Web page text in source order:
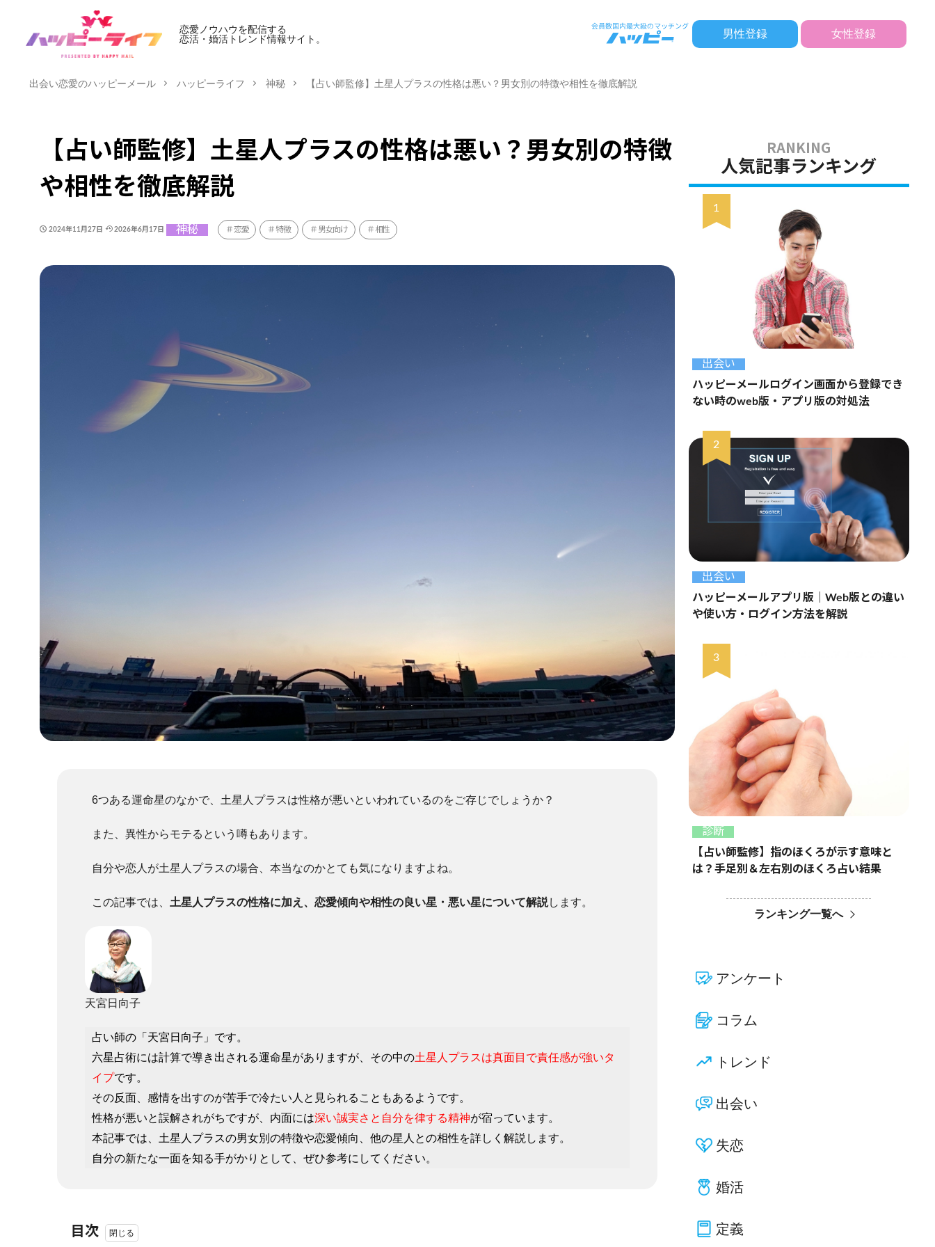
恋愛ノウハウを配信する
恋活・婚活トレンド情報サイト。
男性登録 女性登録
出会い恋愛のハッピーメール ハッピーライフ 神秘 【占い師監修】土星人プラスの性格は悪い？男女別の特徴や相性を徹底解説
【占い師監修】土星人プラスの性格は悪い？男女別の特徴
や相性を徹底解説
2024年11月27日 2026年6月17日 神秘 恋愛 特徴 男女向け 相性
6つある運命星のなかで、土星人プラスは性格が悪いといわれているのをご存じでしょうか？
また、異性からモテるという噂もあります。
自分や恋人が土星人プラスの場合、本当なのかとても気になりますよね。
この記事では、 土星人プラスの性格に加え、恋愛傾向や相性の良い星・悪い星について解説します。
天宮日向子
占い師の「天宮日向子」です。
六星占術には計算で導き出される運命星がありますが、その中の土星人プラスは真面目で責任感が強いタ
イプです。
その反面、感情を出すのが苦手で冷たい人と見られることもあるようです。
性格が悪いと誤解されがちですが、内面には深い誠実さと自分を律する精神が宿っています。
本記事では、土星人プラスの男女別の特徴や恋愛傾向、他の星人との相性を詳しく解説します。
自分の新たな一面を知る手がかりとして、ぜひ参考にしてください。
目次
人気記事ランキング
出会い
ハッピーメールログイン画面から登録でき
ない時のweb版・アプリ版の対処法
出会い
ハッピーメールアプリ版｜Web版との違い
や使い方・ログイン方法を解説
診断
【占い師監修】指のほくろが示す意味と
は？手足別＆左右別のほくろ占い結果
ランキング一覧へ
アンケート
コラム
トレンド
出会い
失恋
婚活
定義